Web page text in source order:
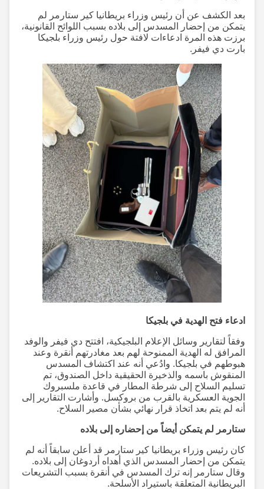
بعد الكشف عن أن رئيس وزراء بريطانيا كير ستارمر لم
يتمكن من إحضار المسدس إلى بلاده بسبب اللوائح القانونية،
برزت هذه المرة ادعاءات لافتة حول رئيس وزراء بلجيكا
بارت دي فيفر.
ادعاء فتح الهدية في بلجيكا
وفقاً لتقارير وسائل الإعلام البلجيكية، افتتح دي فيفر والوفد
المرافق له الهدية الممنوحة لهم بعد مغادرتهم أنقرة وعند
هبوطهم في بلجيكا. وادُعي أنه عند اكتشاف المسدس
المنقوش باسمه والذخيرة الحقيقية داخل الصندوق، تم
تسليم السلاح إلى شرطة المطار في قاعدة ملسبروك
الجوية العسكرية بالقرب من بروكسل. وأشارت التقارير إلى
أنه لم يتم بعد اتخاذ قرار نهائي بشأن مصير السلاح.
ستارمر لم يتمكن أيضاً من إحضاره إلى بلاده
كان رئيس وزراء بريطانيا كير ستارمر قد أعلن سابقاً أنه لم
يتمكن من إحضار المسدس الذي أهداه أردوغان إلى بلاده.
وقال ستارمر إنه ترك المسدس في أنقرة بسبب التشريعات
البريطانية المتعلقة باستيراد الأسلحة.